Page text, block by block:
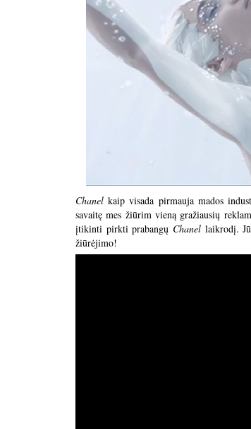
Chanelkaip visada pirmauja mados
savaitę mes žiūrim vieną gražiausių
įtikinti pirkti prabangų Chanellaikrodį.
žiūrėjimo!